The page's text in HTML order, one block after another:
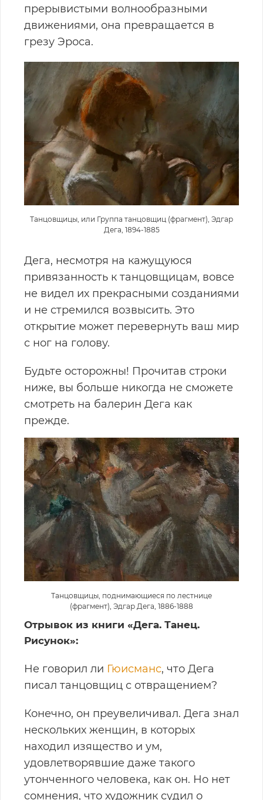
прерывистыми волнообразными
движениями, она превращается в
грезу Эроса.
Танцовщицы, или Группа танцовщиц (фрагмент), Эдгар
Дега, 1894-1885
Дега, несмотря на кажущуюся
привязанность к танцовщицам, вовсе
не видел их прекрасными созданиями
и не стремился возвысить. Это
открытие может перевернуть ваш мир
с ног на голову.
Будьте осторожны! Прочитав строки
ниже, вы больше никогда не сможете
смотреть на балерин Дега как
прежде.
Танцовщицы, поднимающиеся по лестнице
(фрагмент), Эдгар Дега, 1886-1888
Отрывок из книги «Дега. Танец.
Рисунок»:
Не говорил ли Гюисманс, что Дега
писал танцовщиц с отвращением?
Конечно, он преувеличивал. Дега знал
нескольких женщин, в которых
находил изящество и ум,
удовлетворявшие даже такого
утонченного человека, как он. Но нет
сомнения, что художник судил о